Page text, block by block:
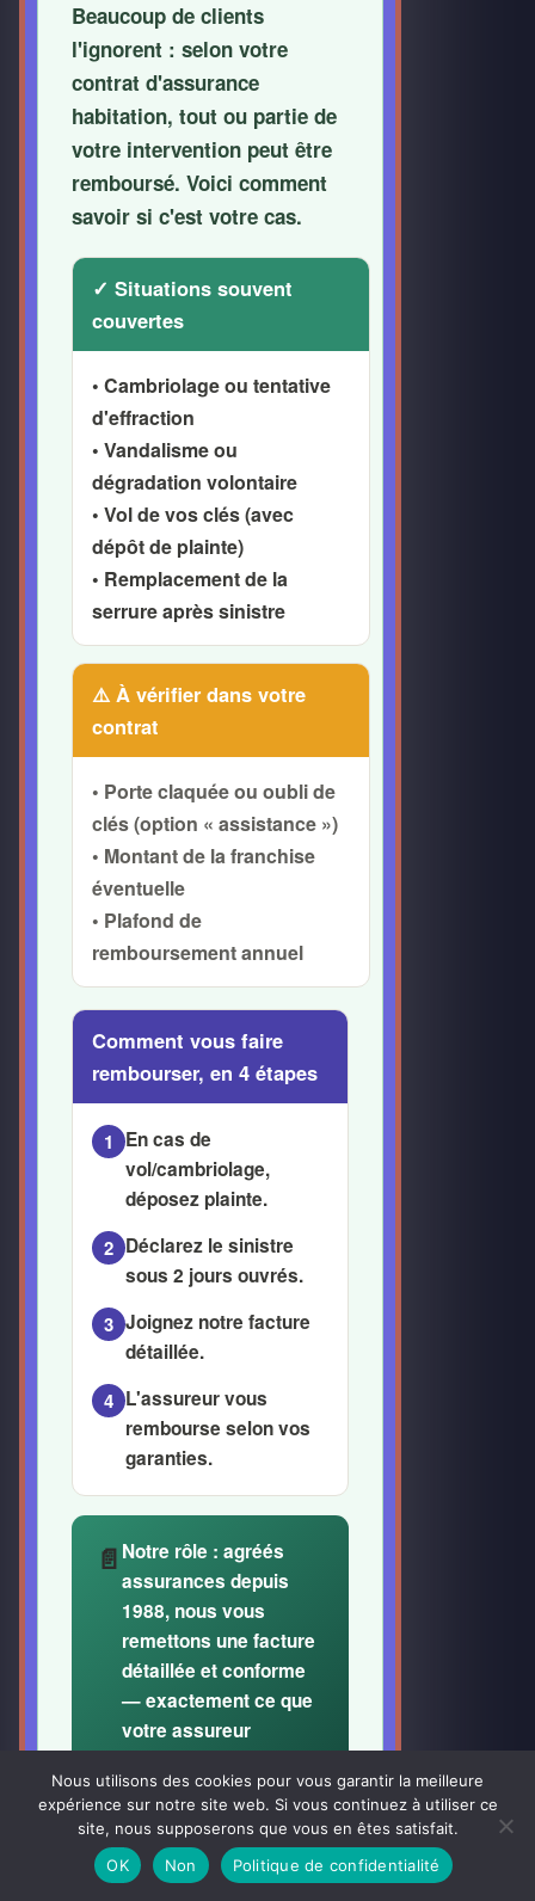
Beaucoup de clients
l'ignorent : selon votre
contrat d'assurance
habitation, tout ou partie de
votre intervention peut être
remboursé. Voici comment
savoir si c'est votre cas.
✓ Situations souvent
couvertes
• Cambriolage ou tentative
d'effraction
• Vandalisme ou
dégradation volontaire
• Vol de vos clés (avec
dépôt de plainte)
• Remplacement de la
serrure après sinistre
⚠️ À vérifier dans votre
contrat
• Porte claquée ou oubli de
clés (option « assistance »)
• Montant de la franchise
éventuelle
• Plafond de
remboursement annuel
Comment vous faire
rembourser, en 4 étapes
1 En cas de
vol/cambriolage,
déposez plainte.
2 Déclarez le sinistre
sous 2 jours ouvrés.
3 Joignez notre facture
détaillée.
4 L'assureur vous
rembourse selon vos
garanties.
📄 Notre rôle : agréés
assurances depuis
1988, nous vous
remettons une facture
détaillée et conforme
— exactement ce que
votre assureur
dossier.
📞 04 78 24 01 01
Nous utilisons des cookies pour vous garantir la meilleure
expérience sur notre site web. Si vous continuez à utiliser ce
site, nous supposerons que vous en êtes satisfait.
OK
Non Politique de confidentialité